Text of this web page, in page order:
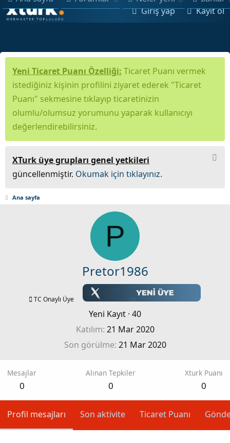
Giriş yap Kayıt ol
Yeni Ticaret Puanı Özelliği: Ticaret Puanı vermek
istediğiniz kişinin profilini ziyaret ederek "Ticaret
Puanı" sekmesine tıklayıp ticaretinizin
olumlu/olumsuz yorumunu yaparak kullanıcıyı
değerlendirebilirsiniz.
XTurk üye grupları genel yetkileri
güncellenmiştir. Okumak için tıklayınız.
Ana sayfa
P
Pretor1986
TC Onaylı Üye
Yeni Kayıt · 40
Katılım 21 Mar 2020
Son görülme 21 Mar 2020
Mesajlar
0
Alınan Tepkiler
0
Xturk Puanı
0
Profil mesajları Son aktivite Ticaret Puanı